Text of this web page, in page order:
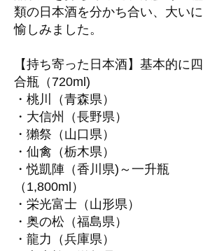
類の日本酒を分かち合い、大いに
愉しみました。
【持ち寄った日本酒】基本的に四
合瓶（720ml)
・桃川（青森県）
・大信州（長野県）
・獺祭（山口県）
・仙禽（栃木県）
・悦凱陣（香川県)～一升瓶
（1,800ml）
・栄光富士（山形県）
・奥の松（福島県）
・龍力（兵庫県）